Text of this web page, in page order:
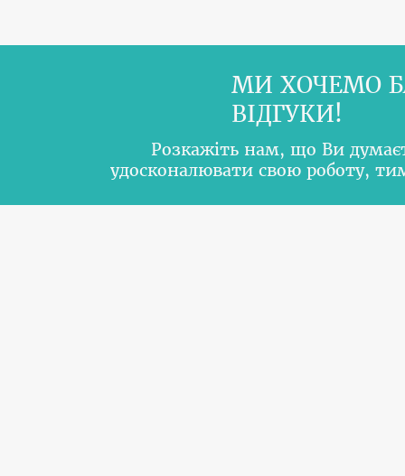
МИ ХОЧЕМО
ВІДГУКИ!
Розкажіть нам, що Ви
удосконалювати свою роботу,